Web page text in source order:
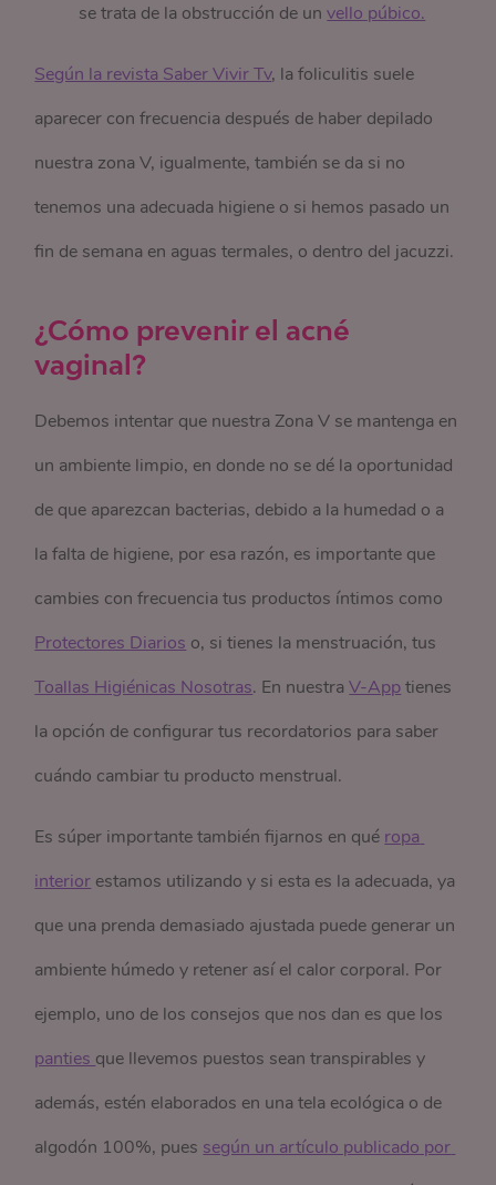
se trata de la obstrucción de unvello púbico.
Según la revista Saber Vivir Tv, la foliculitis suele
aparecer con frecuencia después de haber depilado
nuestra zona V, igualmente, también se da si no
tenemos una adecuada higiene o si hemos pasado un
fin de semana en aguas termales, o dentro del jacuzzi.
¿Cómo prevenir el acné
vaginal?
Debemos intentar que nuestra Zona V se mantenga en
un ambiente limpio, en donde no se dé la oportunidad
de que aparezcan bacterias, debido a la humedad o a
la falta de higiene, por esa razón, es importante que
cambies con frecuencia tus productos íntimos como
Protectores Diarios o, si tienes la menstruación, tus
Toallas Higiénicas Nosotras. En nuestraV-Apptienes
la opción de configurar tus recordatorios para saber
cuándo cambiar tu producto menstrual.
Es súper importante también fijarnos en qué ropa
interior estamos utilizando y si esta es la adecuada, ya
que una prenda demasiado ajustada puede generar un
ambiente húmedo y retener así el calor corporal. Por
ejemplo, uno de los consejos que nos dan es que los
panties que llevemos puestos sean transpirables y
además, estén elaborados en una tela ecológica o de
algodón 100%, pues según un artículo publicado por